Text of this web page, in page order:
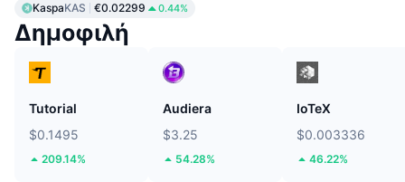
KaspaKAS €0.02299 0.44%
Δημοφιλή
Tutorial
$0.1495
209.14%
Audiera
$3.25
54.28%
IoTeX
$0.003336
46.22%